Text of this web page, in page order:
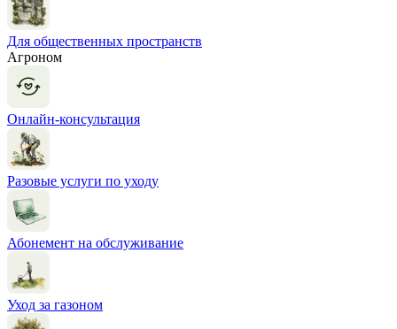
Для общественных пространств
Агроном
Онлайн-консультация
Разовые услуги по уходу
Абонемент на обслуживание
Уход за газоном